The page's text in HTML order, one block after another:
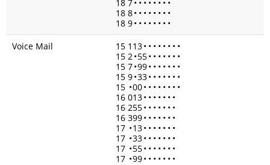
18 7• • • • • • • •
18 8• • • • • • • •
18 9• • • • • • • •
Voice Mail
15 113• • • • • • • •
15 2•55• • • • • • •
15 7•99• • • • • • •
15 9•33• • • • • • •
15 •00• • • • • • • •
16 013• • • • • • •
16 255• • • • • • •
16 399• • • • • • •
17 •13• • • • • • •
17 •33• • • • • • •
17 •55• • • • • • •
17 •99• • • • • • •